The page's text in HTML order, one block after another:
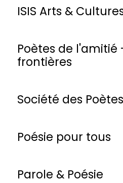
ISIS Arts &
Poètes de l'amitié
frontières
Société des
Poésie pour tous
Parole & Poésie